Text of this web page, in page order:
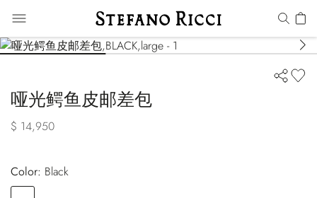
哑光鳄鱼皮邮差包
$ 14,950
Color:
black